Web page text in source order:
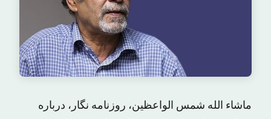
ماشاء الله شمس الواعظین، روزنامه نگار، درباره